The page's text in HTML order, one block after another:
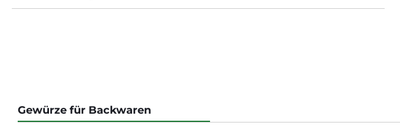
Gewürze für Backwaren